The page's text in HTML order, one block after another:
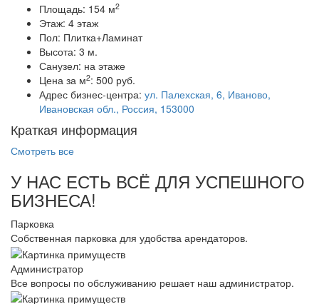
Площадь: 154 м2
Этаж: 4 этаж
Пол: Плитка+Ламинат
Высота: 3 м.
Санузел: на этаже
Цена за м2: 500 руб.
Адрес бизнес-центра: ул. Палехская, 6, Иваново,
Ивановская обл., Россия, 153000
Краткая информация
Смотреть все
У НАС ЕСТЬ ВСЁ ДЛЯ УСПЕШНОГО
БИЗНЕСА!
Парковка
Собственная парковка для удобства арендаторов.
Администратор
Все вопросы по обслуживанию решает наш администратор.